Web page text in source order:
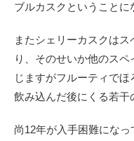
ブルカスクということに
またシェリーカスクは
り、そのせいか他のス
じますがフルーティでほ
飲み込んだ後にくる若干
尚12年が入手困難にな